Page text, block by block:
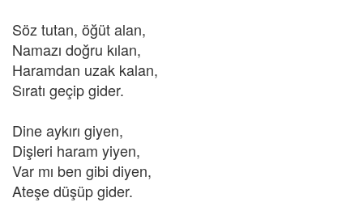
Söz tutan, öğüt alan,
Namazı doğru kılan,
Haramdan uzak kalan,
Sıratı geçip gider.
Dine aykırı giyen,
Dişleri haram yiyen,
Var mı ben gibi diyen,
Ateşe düşüp gider.